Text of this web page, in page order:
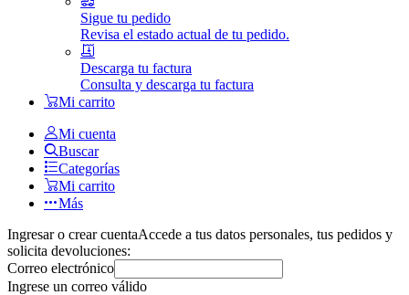
Sigue tu pedido
Revisa el estado actual de tu pedido.
Descarga tu factura
Consulta y descarga tu factura
Mi carrito
Mi cuenta
Buscar
Categorías
Mi carrito
Más
Ingresar o crear cuentaAccede a tus datos personales, tus pedidos y
solicita devoluciones:
Correo electrónico
Ingrese un correo válido